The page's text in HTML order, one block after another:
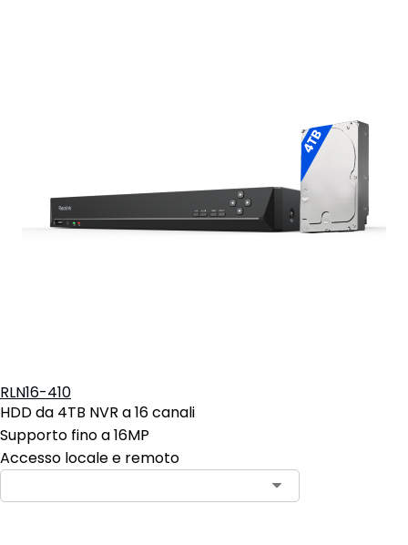
RLN16-410
HDD da 4TB NVR a 16 canali
Supporto fino a 16MP
Accesso locale e remoto